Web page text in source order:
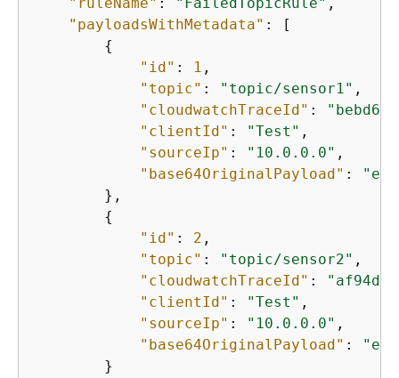
"payloadsWithMetadata" : [
{
"id" : 1 ,
"topic" : "topic/sensor1" ,
"cloudwatchTraceId" :
"clientId" : "Test" ,
"sourceIp" : "10.0.0.0" ,
"base64OriginalPayload" :
        },
{
"id" : 2 ,
"topic" : "topic/sensor2" ,
"cloudwatchTraceId" :
"clientId" : "Test" ,
"sourceIp" : "10.0.0.0" ,
"base64OriginalPayload" :
        }